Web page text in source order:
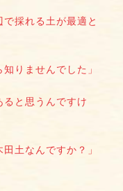
採れる土が最適と
りませんでした」
と思うんですけ
土なんですか？」